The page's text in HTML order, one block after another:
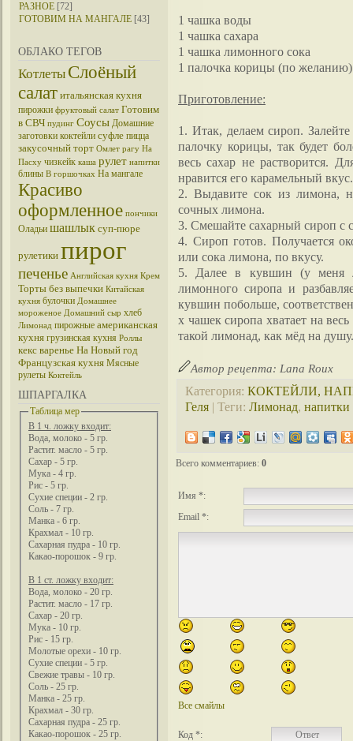
РАЗНОЕ [72]
ГОТОВИМ НА МАНГАЛЕ [43]
ОБЛАКО ТЕГОВ
Котлеты Слоёный
салат итальянская кухня
пирожки фруктовый салат Готовим
в СВЧ пудинг Соусы Домашние
заготовки коктейли суфле пицца
закусочный торт Омлет рагу На
Пасху чизкейк каша рулет напитки
блины В горшочках На мангале
Красиво
оформленное пончики
Оладьи шашлык суп-пюре
рулетики пирог
печенье Английская кухня Крем
Торты без выпечки Китайская
кухня булочки Домашнее
мороженое Домашний сыр хлеб
Лимонад пирожные американская
кухня грузинская кухня Роллы
кекс варенье На Новый год
Французская кухня Мясные
рулеты Коктейль
ШПАРГАЛКА
Таблица мер
В 1 ч. ложку входит:
Вода, молоко - 5 гр.
Растит. масло - 5 гр.
Сахар - 5 гр.
Мука - 4 гр.
Рис - 5 гр.
Сухие специи - 2 гр.
Соль - 7 гр.
Манка - 6 гр.
Крахмал - 10 гр.
Сахарная пудра - 10 гр.
Какао-порошок - 9 гр.
В 1 ст. ложку входит:
Вода, молоко - 20 гр.
Растит. масло - 17 гр.
Сахар - 20 гр.
Мука - 10 гр.
Рис - 15 гр.
Молотые орехи - 10 гр.
Сухие специи - 5 гр.
Свежие травы - 10 гр.
Соль - 25 гр.
Манка - 25 гр.
Крахмал - 30 гр.
Сахарная пудра - 25 гр.
Какао-порошок - 25 гр.
1 чашка воды
1 чашка сахара
1 чашка лимонного сока
1 палочка корицы (по желанию)
Приготовление:
1. Итак, делаем сироп.
палочку корицы, так будет
весь сахар не растворится.
нравится его карамельный вкус.
2. Выдавите сок из лимона,
сочных лимона.
3. Смешайте сахарный сироп с
4. Сироп готов. Получается
или сока лимона, по вкусу.
5. Далее в кувшин (у меня
лимонного сиропа и
кувшин побольше,
х чашек сиропа хватает на
такой лимонад, как мёд на душу.
Автор рецепта: Lana Roux
Категория: КОКТЕЙЛИ,
Геля | Теги: Лимонад, напитки
Всего комментариев: 0
Имя *:
Email *:
Все смайлы
Код *: